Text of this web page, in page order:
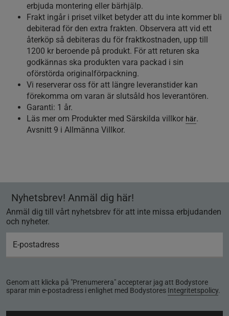
erbjuda montering eller bärhjälp.
Frakt ingår i priset vilket betyder att du inte kommer bli
debiterad för den extra frakten. Observera att vid ett
återköp så debiteras du för fraktkostnaden, upp till
1200 kr beroende på produkt. För att returen ska
godkännas ska produkten vara packad i sin
oförstörda originalförpackning.
Vi reserverar oss för att längre leveranstider kan
förekomma om varan är slutsåld hos leverantören.
Garanti: 1 år.
Läs mer om Produkter med Särskilda villkor här.
Avsnitt 9 i Allmänna Villkor.
Nyhetsbrev! Anmäl dig här!
Anmäl dig till vårt nyhetsbrev för att inte missa erbjudanden
och nyheter.
Genom att klicka på "Prenumerera" accepterar jag att Bodystore
sparar min e-postadress i enlighet med Bodystores Integritetspolicy.